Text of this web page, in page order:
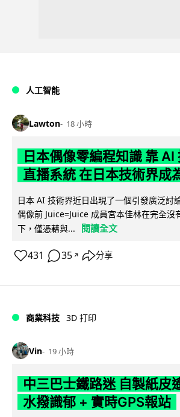
人工智能
Lawton 18 小時
日本偶像零編程知識 靠 AI
直播系統 在日本技術界成
日本 AI 技術界近日出現了一個引發廣泛討
偶像前 Juice=Juice 成員宮本佳林在完全沒
下，僅憑藉與...
閱讀全文
431 35 ↗ 分享
商業科技 3D 打印
Vin 19 小時
中三巴士鐵路迷 自製紙皮
水撥識郁 + 實時GPS報站